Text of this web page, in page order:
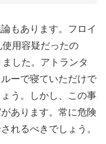
もあります。フロイ
使用容疑だったの
した。アトランタ
ーで寝ていただけで
う。しかし、この事
あります。常に危険
れるべきでしょう。